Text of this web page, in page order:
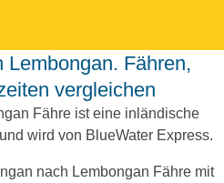
vergleichen
Fähre ist eine inländische
wird von BlueWater Express.
nach Lembongan Fähre mit